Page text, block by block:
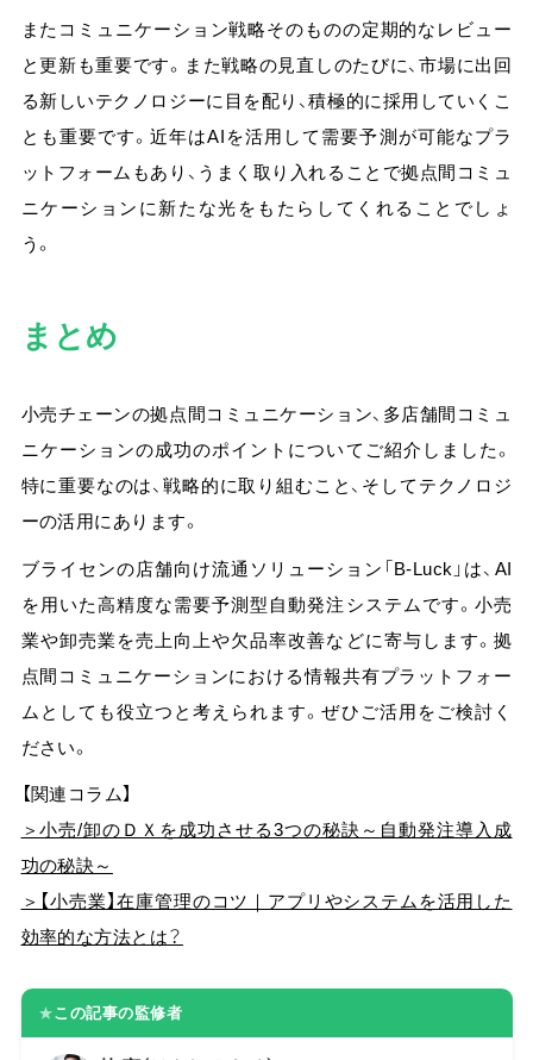
またコミュニケーション戦略そのものの定期的なレビュー
と更新も重要です。また戦略の見直しのたびに、市場に出回
る新しいテクノロジーに目を配り、積極的に採用していくこ
とも重要です。近年はAIを活用して需要予測が可能なプラ
ットフォームもあり、うまく取り入れることで拠点間コミュ
ニケーションに新たな光をもたらしてくれることでしょ
う。
まとめ
小売チェーンの拠点間コミュニケーション、多店舗間コミュ
ニケーションの成功のポイントについてご紹介しました。
特に重要なのは、戦略的に取り組むこと、そしてテクノロジ
ーの活用にあります。
ブライセンの店舗向け流通ソリューション「B-Luck」は、AI
を用いた高精度な需要予測型自動発注システムです。小売
業や卸売業を売上向上や欠品率改善などに寄与します。拠
点間コミュニケーションにおける情報共有プラットフォー
ムとしても役立つと考えられます。ぜひご活用をご検討く
ださい。
【関連コラム】
＞小売/卸のＤＸを成功させる3つの秘訣～自動発注導入成
功の秘訣～
＞【小売業】在庫管理のコツ｜アプリやシステムを活用した
効率的な方法とは？
★この記事の監修者